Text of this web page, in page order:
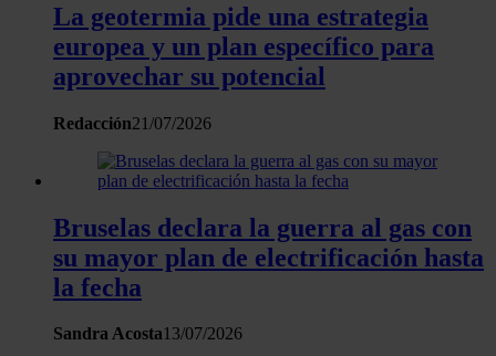
La geotermia pide una estrategia
europea y un plan específico para
aprovechar su potencial
Redacción21/07/2026
Bruselas declara la guerra al gas con
su mayor plan de electrificación hasta
la fecha
Sandra Acosta13/07/2026